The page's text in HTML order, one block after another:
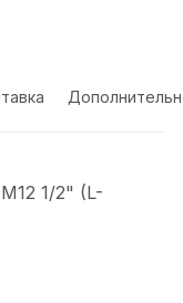
1/2" (L-